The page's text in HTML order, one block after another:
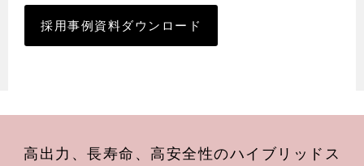
採用事例資料ダウンロード
高出力、長寿命、高安全性のハイブリッドス